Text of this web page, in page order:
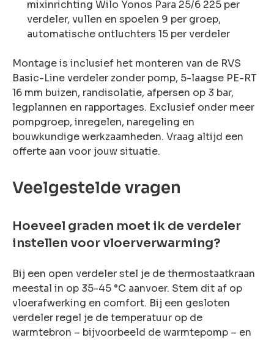
mixinrichting Wilo Yonos Para 25/6 225 per
verdeler, vullen en spoelen 9 per groep,
automatische ontluchters 15 per verdeler
Montage is inclusief het monteren van de RVS
Basic-Line verdeler zonder pomp, 5-laagse PE-RT
16 mm buizen, randisolatie, afpersen op 3 bar,
legplannen en rapportages. Exclusief onder meer
pompgroep, inregelen, naregeling en
bouwkundige werkzaamheden. Vraag altijd een
offerte aan voor jouw situatie.
Veelgestelde vragen
Hoeveel graden moet ik de verdeler
instellen voor vloerverwarming?
Bij een open verdeler stel je de thermostaatkraan
meestal in op 35-45 °C aanvoer. Stem dit af op
vloerafwerking en comfort. Bij een gesloten
verdeler regel je de temperatuur op de
warmtebron – bijvoorbeeld de warmtepomp – en